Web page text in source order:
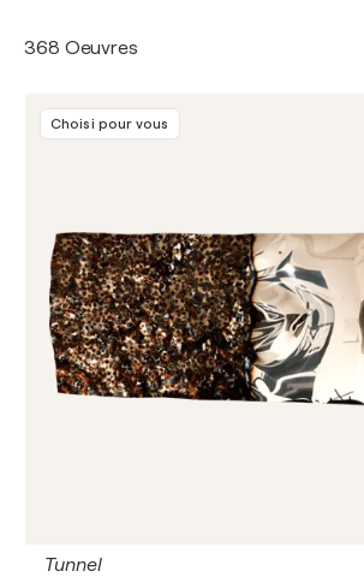
368 Oeuvres
Choisi pour vous
Tunnel